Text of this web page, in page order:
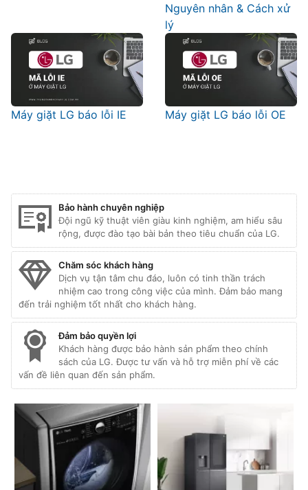
Nguyên nhân & Cách xử
lý
Máy giặt LG báo lỗi IE Máy giặt LG báo lỗi OE
Bảo hành chuyên nghiệp
Đội ngũ kỹ thuật viên giàu kinh nghiệm, am hiểu sâu
rộng, được đào tạo bài bản theo tiêu chuẩn của LG.
Chăm sóc khách hàng
Dịch vụ tận tâm chu đáo, luôn có tinh thần trách
nhiệm cao trong công việc của mình. Đảm bảo mang
đến trải nghiệm tốt nhất cho khách hàng.
Đảm bảo quyền lợi
Khách hàng được bảo hành sản phẩm theo chính
sách của LG. Được tư vấn và hỗ trợ miễn phí về các
vấn đề liên quan đến sản phẩm.